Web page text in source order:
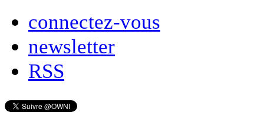
connectez-vous
newsletter
RSS